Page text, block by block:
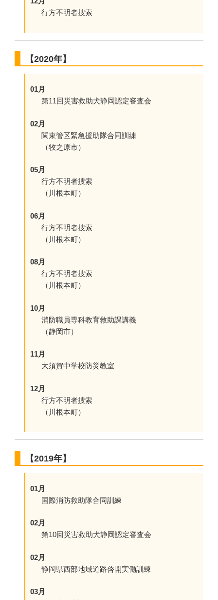
行方不明者捜索
【2020年】
01月
第11回災害救助犬静岡認定審査会
02月
関東管区緊急援助隊合同訓練
（牧之原市）
05月
行方不明者捜索
（川根本町）
06月
行方不明者捜索
（川根本町）
08月
行方不明者捜索
（川根本町）
10月
消防職員専科教育救助課講義
（静岡市）
11月
大須賀中学校防災教室
12月
行方不明者捜索
（川根本町）
【2019年】
01月
国際消防救助隊合同訓練
02月
第10回災害救助犬静岡認定審査会
02月
静岡県西部地域道路啓開実働訓練
03月